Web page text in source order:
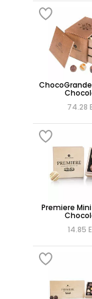
74.28
Premiere
14.85